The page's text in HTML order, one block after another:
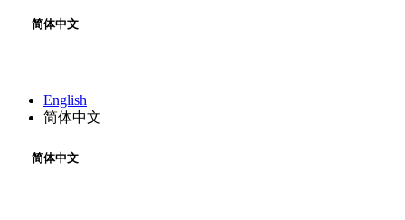
简体中文
English
简体中文
简体中文